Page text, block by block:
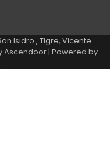
Isidro , Tigre, Vicente
Ascendoor| Powered by
.